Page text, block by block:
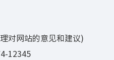
对网站的意见和建议)
12345